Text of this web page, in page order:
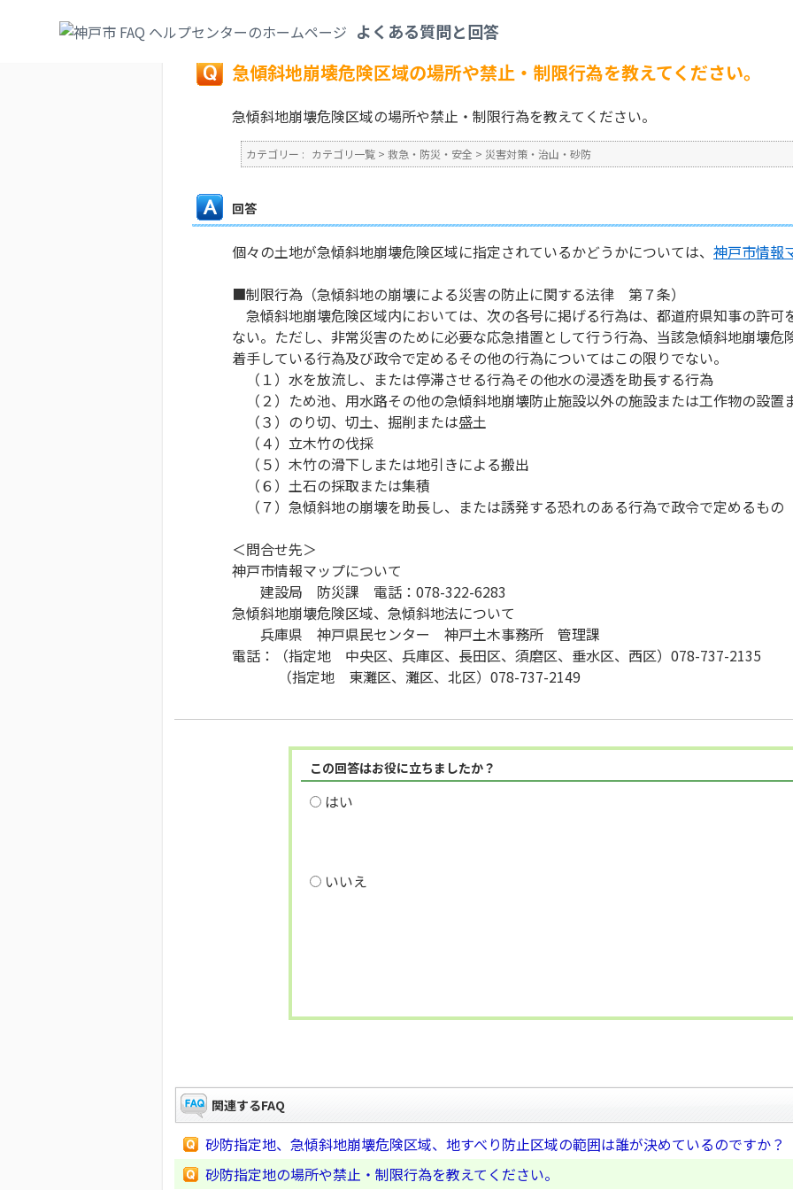
よくある質問と回答
戻る
急傾斜地崩壊危険区域の場所や禁止・制限行為を教えてください。
急傾斜地崩壊危険区域の場所や禁止・制限行為を教えてください。
カテゴリー : カテゴリ一覧 > 救急・防災・安全 > 災害対策・治山・砂防
回答
個々の土地が急傾斜地崩壊危険区域に指定されているかどうかについては、 神戸市情報
■制限行為（急傾斜地の崩壊による災害の防止に関する法律 第７条）
急傾斜地崩壊危険区域内においては、次の各号に掲げる行為は、都道府県知事の許可
ない。ただし、非常災害のために必要な応急措置として行う行為、当該急傾斜地崩壊危
着手している行為及び政令で定めるその他の行為についてはこの限りでない。
（１）水を放流し、または停滞させる行為その他水の浸透を助長する行為
（２）ため池、用水路その他の急傾斜地崩壊防止施設以外の施設または工作物の設置
（３）のり切、切土、掘削または盛土
（４）立木竹の伐採
（５）木竹の滑下しまたは地引きによる搬出
（６）土石の採取または集積
（７）急傾斜地の崩壊を助長し、または誘発する恐れのある行為で政令で定めるもの
＜問合せ先＞
神戸市情報マップについて
建設局 防災課 電話：078-322-6283
急傾斜地崩壊危険区域、急傾斜地法について
兵庫県 神戸県民センター 神戸土木事務所 管理課
電話：（指定地 中央区、兵庫区、長田区、須磨区、垂水区、西区）078-737-2135
（指定地 東灘区、灘区、北区）078-737-2149
この回答はお役に立ちましたか？
はい
いいえ
関連するFAQ
砂防指定地、急傾斜地崩壊危険区域、地すべり防止区域の範囲は誰が決めているのですか？
砂防指定地の場所や禁止・制限行為を教えてください。